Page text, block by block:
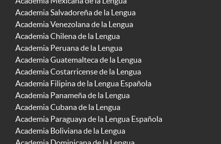
Academia Salvadoreña de la Lengua
Academia Venezolana de la Lengua
Academia Chilena de la Lengua
Academia Peruana de la Lengua
Academia Guatemalteca de la Lengua
Academia Costarricense de la Lengua
Academia Filipina de la Lengua Española
Academia Panameña de la Lengua
Academia Cubana de la Lengua
Academia Paraguaya de la Lengua Española
Academia Boliviana de la Lengua